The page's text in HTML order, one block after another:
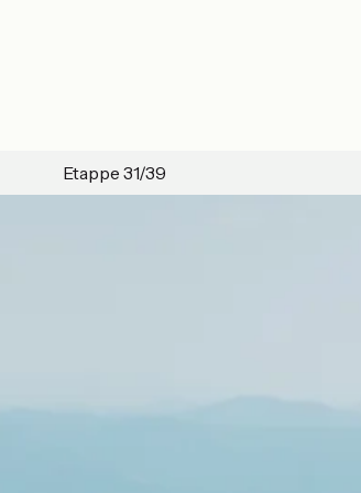
Etappe 31/39